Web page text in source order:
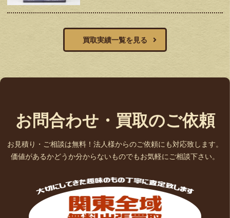
買取実績一覧を見る
お問合わせ・買取のご依頼
お見積り・ご相談は無料！法人様からのご依頼にも対応致します。
価値があるかどうか分からないものでもお気軽にご相談下さい。